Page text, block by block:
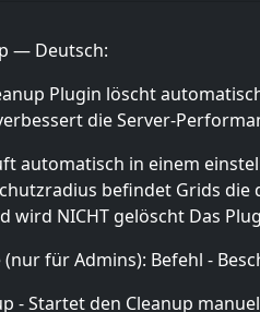
— Deutsch:
Plugin löscht
die Server-
automatisch in einem
befindet Grids
wird NICHT gelöscht Das
für Admins): Befehl -
- Startet den Cleanup